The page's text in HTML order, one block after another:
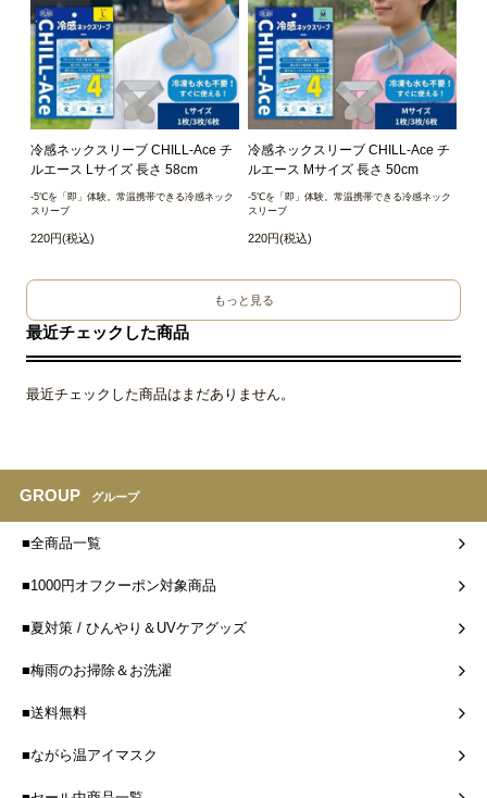
冷感ネックスリーブ CHILL-Ace チ
ルエース Lサイズ 長さ 58cm
-5℃を「即」体験。常温携帯できる冷感ネック
スリーブ
220円(税込)
冷感ネックスリーブ CHILL-Ace チ
ルエース Mサイズ 長さ 50cm
-5℃を「即」体験。常温携帯できる冷感ネック
スリーブ
220円(税込)
もっと見る
最近チェックした商品
最近チェックした商品はまだありません。
GROUP グループ
■全商品一覧
■1000円オフクーポン対象商品
■夏対策 / ひんやり＆UVケアグッズ
■梅雨のお掃除＆お洗濯
■送料無料
■ながら温アイマスク